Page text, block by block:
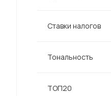
Ставки налогов
Тональность
ТОП20